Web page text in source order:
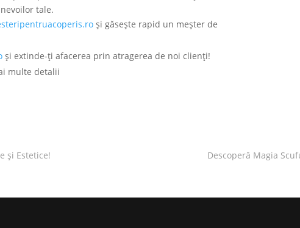
tale.
și găsește rapid un meșter de
și extinde-ți afacerea prin atragerea de noi clienți!
multe detalii
și Estetice! Descoperă Magia